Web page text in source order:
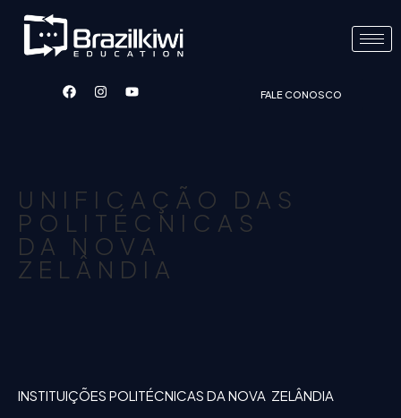
FALE CONOSCO
UNIFICAÇÃO DAS
POLITÉCNICAS
DA NOVA
ZELÂNDIA
INSTITUIÇÕES POLITÉCNICAS DA NOVA ZELÂNDIA